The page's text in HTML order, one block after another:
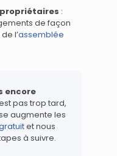
:
de façon
l’assemblée
encore
pas trop tard,
augmente les
et nous
à suivre.